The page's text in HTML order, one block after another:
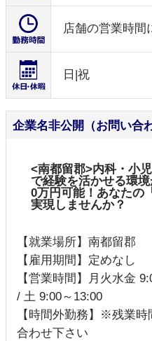
店舗の営業時間
日|祝
企業名非公開（お問い合
<南都留郡>内科・小
で経験を活かせる環
0万円可能！あなたの
実現しませんか？
【就業場所】南都留郡
【雇用期間】定めなし
【営業時間】月火水金
/ 土 9:00～13:00
【時間外勤務】※残業
合わせ下さい